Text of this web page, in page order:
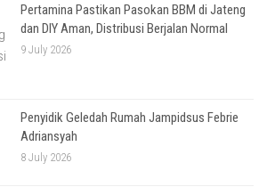
Pertamina Pastikan Pasokan BBM di Jateng
dan DIY Aman, Distribusi Berjalan Normal
9 July 2026
Penyidik Geledah Rumah Jampidsus Febrie
Adriansyah
8 July 2026